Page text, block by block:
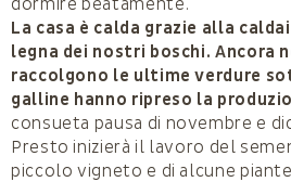
dormire beatamente.
La casa è calda grazie alla
legna dei nostri boschi. Ancora
raccolgono le ultime verdure
galline hanno ripreso la
consueta pausa di novembre e
Presto inizierà il lavoro del
piccolo vigneto e di alcune